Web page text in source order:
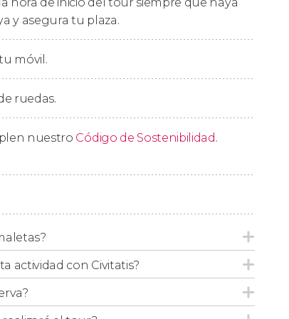
modalidades:
sin un guía y sin la entrada a la Torre
libre.
no está permitida para los
de este rango de edad solo podrán
libre.
y asegura tu plaza.
móvil.
ruedas.
nuestro Código de Sostenibilidad .
actividad con Civitatis?